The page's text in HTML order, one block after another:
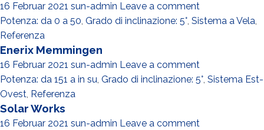
16 Februar 2021 sun-admin Leave a comment
Potenza: da 0 a 50, Grado di inclinazione: 5°, Sistema a Vela,
Referenza
Enerix Memmingen
16 Februar 2021 sun-admin Leave a comment
Potenza: da 151 a in su, Grado di inclinazione: 5°, Sistema Est-
Ovest, Referenza
Solar Works
16 Februar 2021 sun-admin Leave a comment